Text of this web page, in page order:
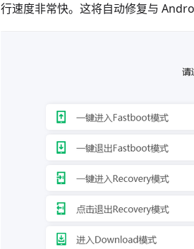
行速度非常快。这将自动修复与